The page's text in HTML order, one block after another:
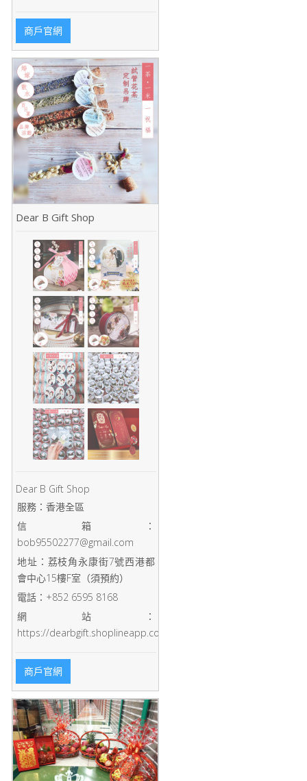
商戶官網
Dear B Gift Shop
Dear B Gift Shop
服務：香港全區
信箱：
bob95502277@gmail.com
地址：荔枝角永康街7號西港都
會中心15樓F室（須預約）
電話：+852 6595 8168
網站：
https://dearbgift.shoplineapp.com/
商戶官網